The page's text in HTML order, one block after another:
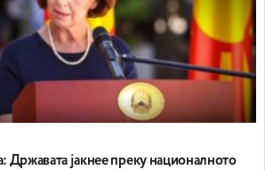
Државата јакнее преку националното